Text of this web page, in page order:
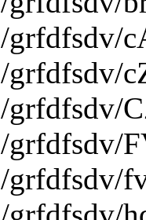
grfdfsdv/
grfdfsdv/
grfdfsdv/
grfdfsdv/
grfdfsdv/